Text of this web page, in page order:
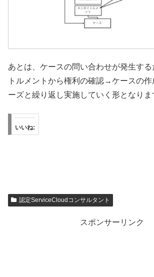
あとは、ケースの問い合わせが発生する
トルメントから権利の確認→ケースの
ーズと繰り返し実施していく形となりま
いいね:
認定ServiceCloudコンサルタント
スポンサーリンク